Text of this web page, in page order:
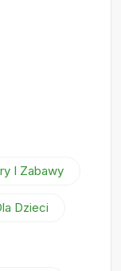
I Zabawy
Dzieci